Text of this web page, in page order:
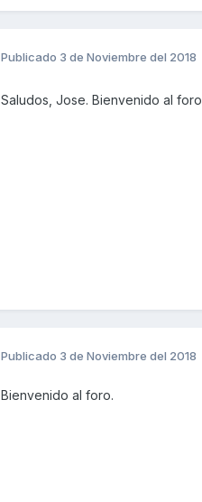
Publicado 3 de Noviembre del 2018
Saludos, Jose. Bienvenido al foro.
Publicado 3 de Noviembre del 2018
Bienvenido al foro.